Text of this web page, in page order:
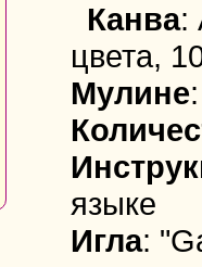
Канва:
цвета,
Мулине
языке
Игла: